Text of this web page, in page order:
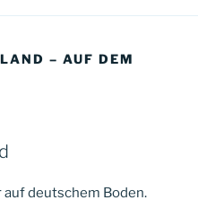
– AUF DEM
auf deutschem Boden.